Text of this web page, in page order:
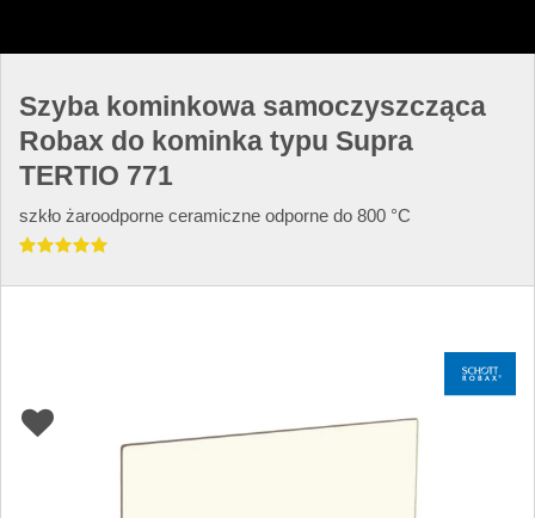
Szyba kominkowa samoczyszcząca
Robax do kominka typu Supra
TERTIO 771
szkło żaroodporne ceramiczne odporne do 800 °C